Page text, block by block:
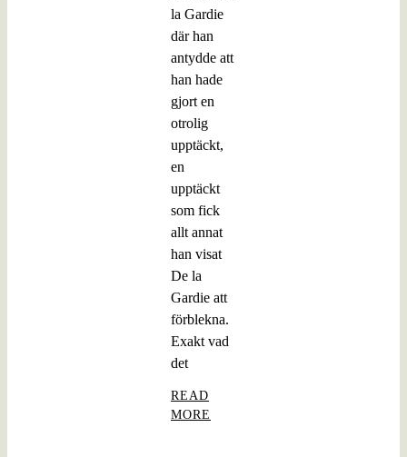
la Gardie
där han
antydde att
han hade
gjort en
otrolig
upptäckt,
en
upptäckt
som fick
allt annat
han visat
De la
Gardie att
förblekna.
Exakt vad
det
READ
MORE